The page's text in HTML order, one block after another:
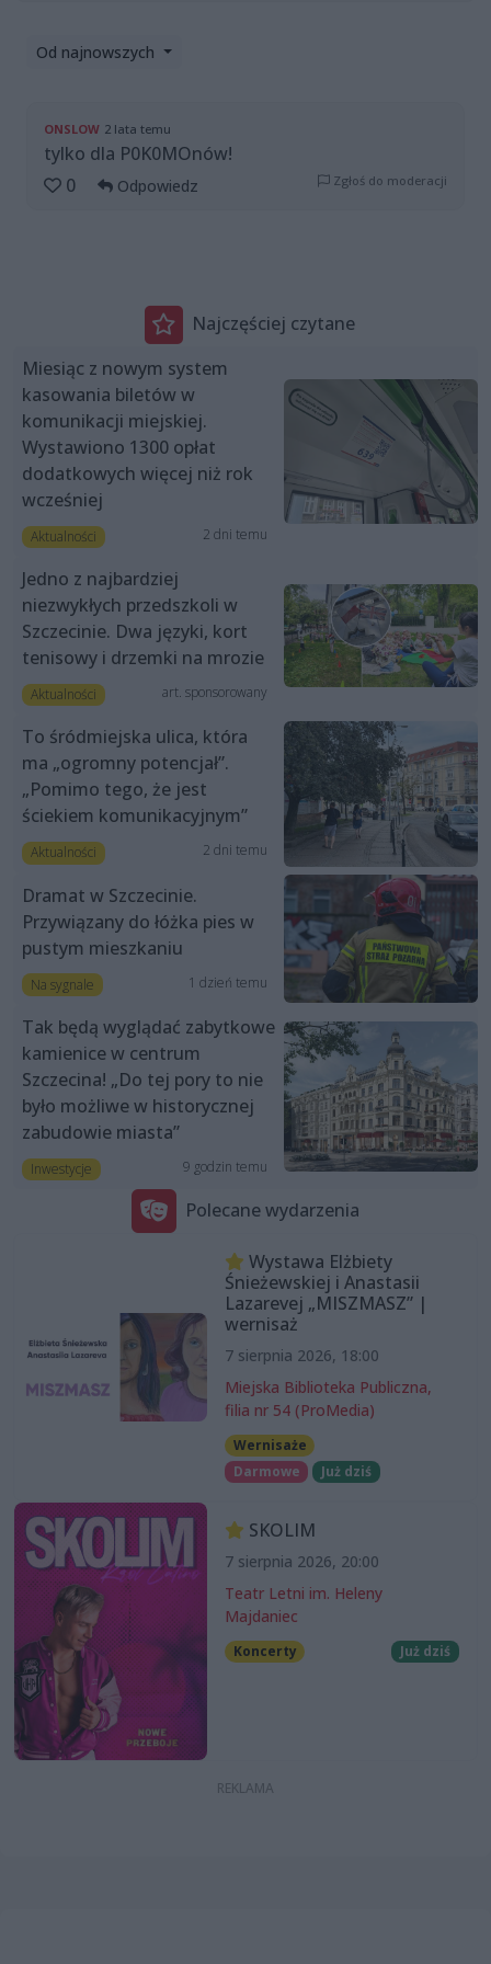
Od najnowszych
ONSLOW 2 lata temu
tylko dla P0K0MOnów!
0
Odpowiedz Zgłoś do moderacji
Najczęściej czytane
Miesiąc z nowym system
kasowania biletów w
komunikacji miejskiej.
Wystawiono 1300 opłat
dodatkowych więcej niż rok
wcześniej
Aktualności 2 dni temu
Jedno z najbardziej
niezwykłych przedszkoli w
Szczecinie. Dwa języki, kort
tenisowy i drzemki na mrozie
Aktualności art. sponsorowany
To śródmiejska ulica, która
ma „ogromny potencjał”.
„Pomimo tego, że jest
ściekiem komunikacyjnym”
Aktualności 2 dni temu
Dramat w Szczecinie.
Przywiązany do łóżka pies w
pustym mieszkaniu
Na sygnale 1 dzień temu
Tak będą wyglądać zabytkowe
kamienice w centrum
Szczecina! „Do tej pory to nie
było możliwe w historycznej
zabudowie miasta”
Inwestycje 9 godzin temu
Polecane wydarzenia
Wystawa Elżbiety
Śnieżewskiej i Anastasii
Lazarevej „MISZMASZ” |
wernisaż
7 sierpnia 2026, 18:00
Miejska Biblioteka Publiczna,
filia nr 54 (ProMedia)
Wernisaże
Darmowe
Już dziś
SKOLIM
7 sierpnia 2026, 20:00
Teatr Letni im. Heleny
Majdaniec
Koncerty Już dziś